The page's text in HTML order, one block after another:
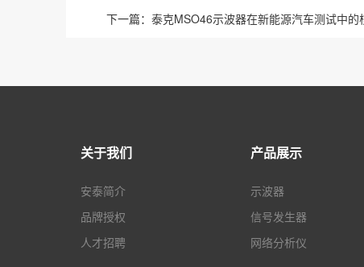
下一篇： 泰克MSO46示波器在新能源汽车测试中的
关于我们
安泰简介
品牌授权
人才招聘
产品展示
示波器
信号发生器
网络分析仪